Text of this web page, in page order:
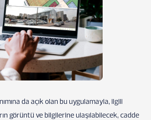
da açık olan bu uygulamayla, ilgili
görüntü ve bilgilerine ulaşılabilecek, cadde